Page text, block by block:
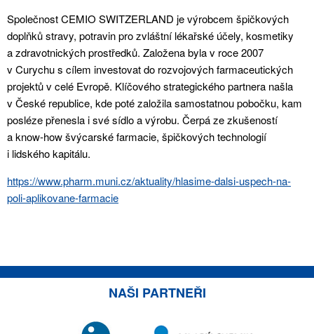
Společnost CEMIO SWITZERLAND je výrobcem špičkových
doplňků stravy, potravin pro zvláštní lékařské účely, kosmetiky
a zdravotnických prostředků. Založena byla v roce 2007
v Curychu s cílem investovat do rozvojových farmaceutických
projektů v celé Evropě. Klíčového strategického partnera našla
v České republice, kde poté založila samostatnou pobočku, kam
posléze přenesla i své sídlo a výrobu. Čerpá ze zkušeností
a know-how švýcarské farmacie, špičkových technologií
i lidského kapitálu.
https://www.pharm.muni.cz/aktuality/hlasime-dalsi-uspech-na-
poli-aplikovane-farmacie
NAŠI PARTNEŘI